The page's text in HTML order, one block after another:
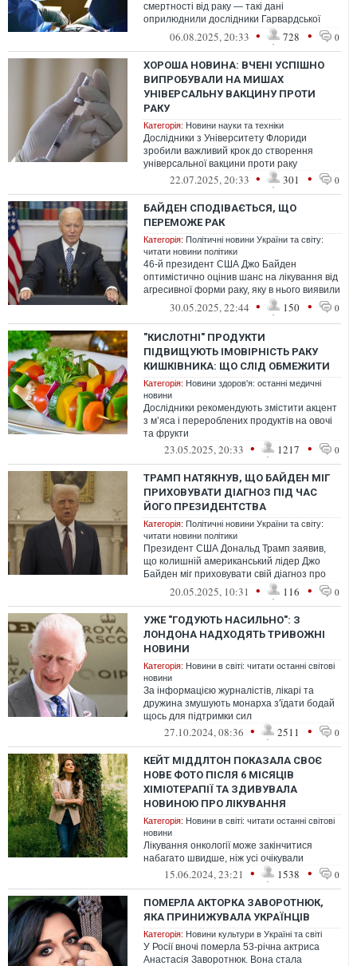
смертності від раку — такі дані
оприлюднили дослідники Гарвардської
медичної школи
06.08.2025, 20:33 • 728 • 0
ХОРОША НОВИНА: ВЧЕНІ УСПІШНО
ВИПРОБУВАЛИ НА МИШАХ
УНІВЕРСАЛЬНУ ВАКЦИНУ ПРОТИ
РАКУ
Категорія: Новини науки та техніки
Дослідники з Університету Флориди
зробили важливий крок до створення
універсальної вакцини проти раку
22.07.2025, 20:33 • 301 • 0
БАЙДЕН СПОДІВАЄТЬСЯ, ЩО
ПЕРЕМОЖЕ РАК
Категорія: Політичні новини України та світу:
читати новини політики
46-й президент США Джо Байден
оптимістично оцінив шанс на лікування від
агресивної форми раку, яку в нього виявили
раніше у травні.
30.05.2025, 22:44 • 150 • 0
"КИСЛОТНІ" ПРОДУКТИ
ПІДВИЩУЮТЬ ІМОВІРНІСТЬ РАКУ
КИШКІВНИКА: ЩО СЛІД ОБМЕЖИТИ
Категорія: Новини здоров'я: останні медичні
новини
Дослідники рекомендують змістити акцент
з м’яса і перероблених продуктів на овочі
та фрукти
23.05.2025, 20:33 • 1217 • 0
ТРАМП НАТЯКНУВ, ЩО БАЙДЕН МІГ
ПРИХОВУВАТИ ДІАГНОЗ ПІД ЧАС
ЙОГО ПРЕЗИДЕНТСТВА
Категорія: Політичні новини України та світу:
читати новини політики
Президент США Дональд Трамп заявив,
що колишній американський лідер Джо
Байден міг приховувати свій діагноз про
агресивний рак простати.
20.05.2025, 10:31 • 116 • 0
УЖЕ "ГОДУЮТЬ НАСИЛЬНО": З
ЛОНДОНА НАДХОДЯТЬ ТРИВОЖНІ
НОВИНИ
Категорія: Новини в світі: читати останні світові
новини
За інформацією журналістів, лікарі та
дружина змушують монарха з'їдати бодай
щось для підтримки сил
27.10.2024, 08:36 • 2511 • 0
КЕЙТ МІДДЛТОН ПОКАЗАЛА СВОЄ
НОВЕ ФОТО ПІСЛЯ 6 МІСЯЦІВ
ХІМІОТЕРАПІЇ ТА ЗДИВУВАЛА
НОВИНОЮ ПРО ЛІКУВАННЯ
Категорія: Новини в світі: читати останні світові
новини
Лікування онкології може закінчитися
набагато швидше, ніж усі очікували
15.06.2024, 23:21 • 1538 • 0
ПОМЕРЛА АКТОРКА ЗАВОРОТНЮК,
ЯКА ПРИНИЖУВАЛА УКРАЇНЦІВ
Категорія: Новини культури в Україні та світі
У Росії вночі померла 53-річна актриса
Анастасія Заворотнюк. Вона стала